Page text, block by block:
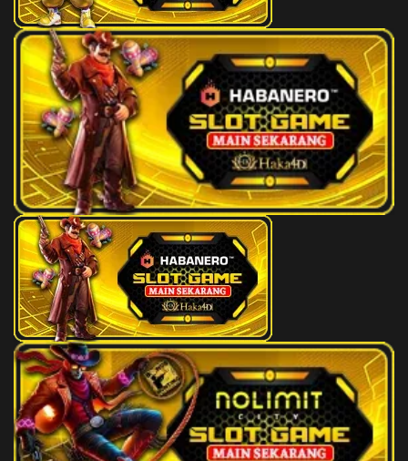
23
Berandal - Badak - Ski Air -
Seruling - Sisir - Citraksa
2D
44 (39-
81-86-
31)
24
Pengembara - Banteng -
Terbang Layang - Kendi - Tas -
Rama
2D
45 (42-
51-75-
01)
25
Nenek Moyang - Orang Utan -
Terjun Bebas - Sikat - Toko -
Hyang Wenang
2D
46 (48-
64-73-
14)
26
Putri Raja - Cendrawasih - Balap
Sepeda Motor - Engsel - Drum -
Untari
27
Si Ceroboh - Landak - Main
Catur - Garuk - Gedung Bioskop -
Dasamuka
00-79-
50)
28
Anak Sakti - Ulat Sutera -
Layang-Layang - Sepatu -
Ranjang - Gatot Kaca
2D
57 (74-
08-47-
58)